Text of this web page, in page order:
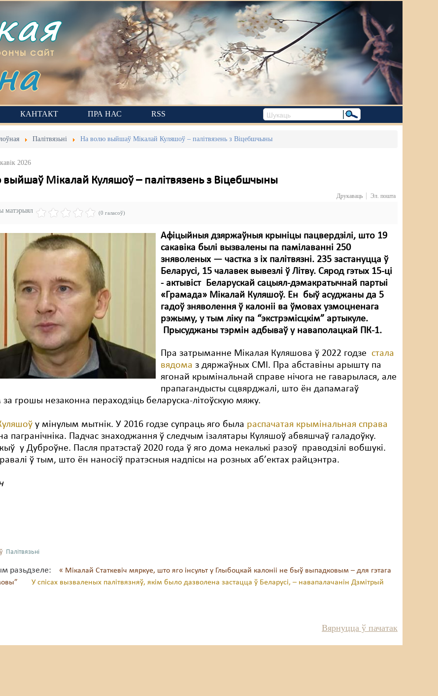
сайт
КАНТАКТ ПРА НАС RSS
Палітвязьні На волю выйшаў Мікалай Куляшоў – палітвязень з Віцебшчыны
2026
Мікалай Куляшоў – палітвязень з Віцебшчыны
Друкаваць Эл. пошта
матэрыял (0 галасоў)
Афіцыйныя дзяржаўныя крыніцы пацвердзілі, што 19
сакавіка былі вызвалены па памілаванні 250
зняволеных — частка з іх палітвязні. 235 застануцца ў
Беларусі, 15 чалавек вывезлі ў Літву. Сярод гэтых 15-ці
- актывіст Беларускай сацыял-дэмакратычнай партыі
«Грамада» Мікалай Куляшоў. Ен быў асуджаны да 5
гадоў зняволення ў калоніі ва ўмовах узмоцненага
рэжыму, у тым ліку па “экстрэмісцкім” артыкуле.
Прысуджаны тэрмін адбываў у наваполацкай ПК-1.
Пра затрыманне Мікалая Куляшова ў 2022 годзестала
вядома з дяржаўных СМІ. Пра абставіны арышту па
ягонай крымінальнай справе нічога не гаварылася, але
прапагандысты сцвярджалі, што ён дапамагаў
грошы незаконна пераходзіць беларуска-літоўскую мяжу.
у мінулым мытнік. У 2016 годзе супраць яго была распачатая крымінальная справа
пагранічніка. Падчас знаходжання ў следчым ізалятары Куляшоў абвяшчаў галадоўку.
у Дуброўне. Пасля пратэстаў 2020 года ў яго дома некалькі разоў праводзілі вобшукі.
ў тым, што ён наносіў пратэсныя надпісы на розных аб’ектах райцэнтра.
Палітвязьні
разьдзеле:
« Мікалай Статкевіч мяркуе, што яго інсульт у Глыбоцкай калоніі не быў выпадковым – для гэтага
У спісах вызваленых палітвязняў, якім было дазволена застацца ў Беларусі, – навапалачанін Дзмітрый
Вярнуцца ў пачатак